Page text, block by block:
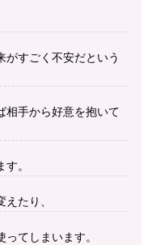
がすごく不安だという
相手から好意を抱いて
。
たり、
てしまいます。